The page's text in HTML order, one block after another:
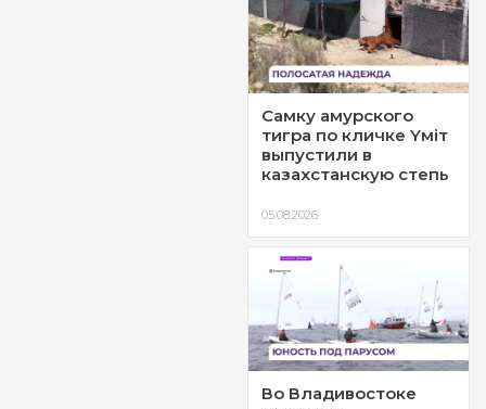
Самку амурского
тигра по кличке Yмiт
выпустили в
казахстанскую степь
05.08.2026
Во Владивостоке